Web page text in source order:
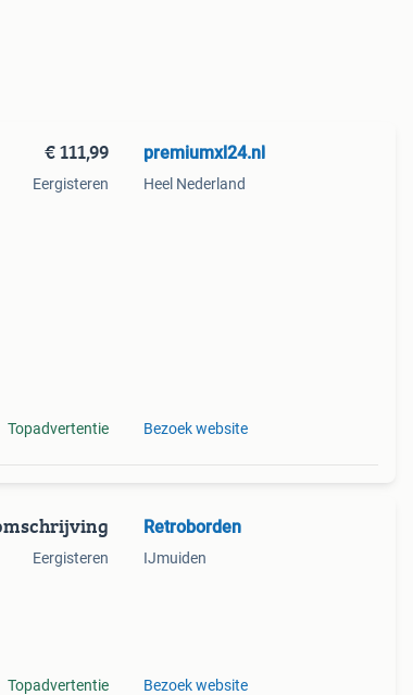
€ 111,99
Eergisteren
Topadvertentie
premiumxl24.nl
Heel Nederland
Bezoek website
Eergisteren
Topadvertentie
Retroborden
IJmuiden
Bezoek website